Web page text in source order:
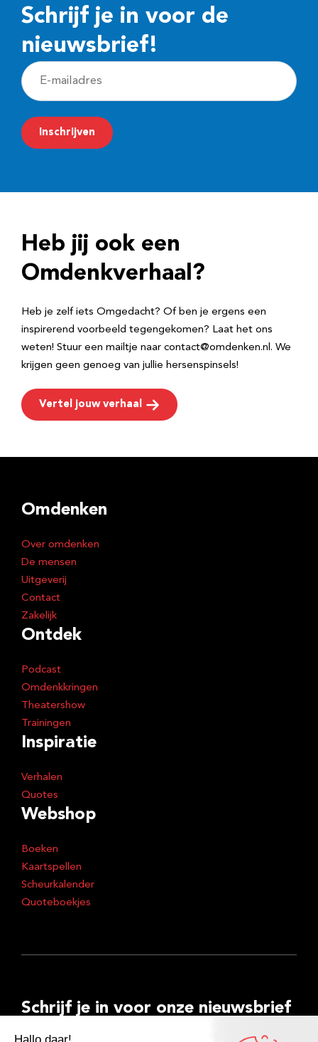
Schrijf je in voor de
nieuwsbrief!
E
-
m
a
r
e
Inschrijven
Heb jij ook een
Omdenkverhaal?
Heb je zelf iets Omgedacht? Of ben je ergens een
inspirerend voorbeeld tegengekomen? Laat het ons
weten! Stuur een mailtje naar contact@omdenken.nl. We
krijgen geen genoeg van jullie hersenspinsels!
Vertel jouw verhaal
Omdenken
Over omdenken
De mensen
Uitgeverij
Contact
Zakelijk
Ontdek
Podcast
Omdenkkringen
Theatershow
Trainingen
Inspiratie
Verhalen
Quotes
Webshop
Boeken
Kaartspellen
Scheurkalender
Quoteboekjes
Schrijf je in voor onze nieuwsbrief